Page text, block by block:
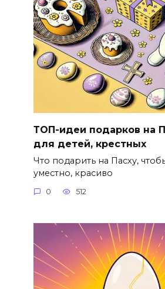
ТОП-идеи подарков на
для детей, крестных
Что подарить на Пасху,
уместно, красиво
0 512